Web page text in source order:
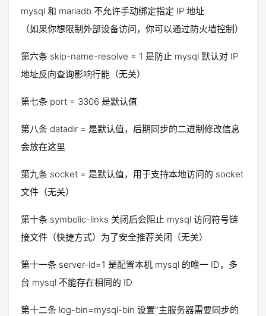
mysql 和 mariadb 不允许手动绑定指定 IP 地址
（如果你想限制外部设备访问，你可以通过防火墙控制）
第六条 skip-name-resolve = 1 是防止 mysql 默认对 IP
地址反向查询影响行能（无关）
第七条 port = 3306 是默认值
第八条 datadir = 是默认值，后期同步的二进制修改信息
会放在这里
第九条 socket = 是默认值，用于支持本地访问的 socket
文件（无关）
第十条 symbolic-links 关闭后会阻止 mysql 访问符号链
接文件（快捷方式）为了安全推荐关闭（无关）
第十一条 server-id=1 是配置本机 mysql 的唯一 ID，多
台 mysql 不能存在相同的 ID
第十二条 log-bin=mysql-bin 设置"主服务器需要同步的